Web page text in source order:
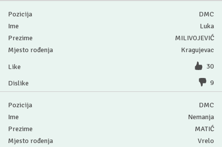
DMC
Luka
MILIVOJEVIĆ
Kragujevac
30
9
DMC
Nemanja
MATIĆ
Vrelo